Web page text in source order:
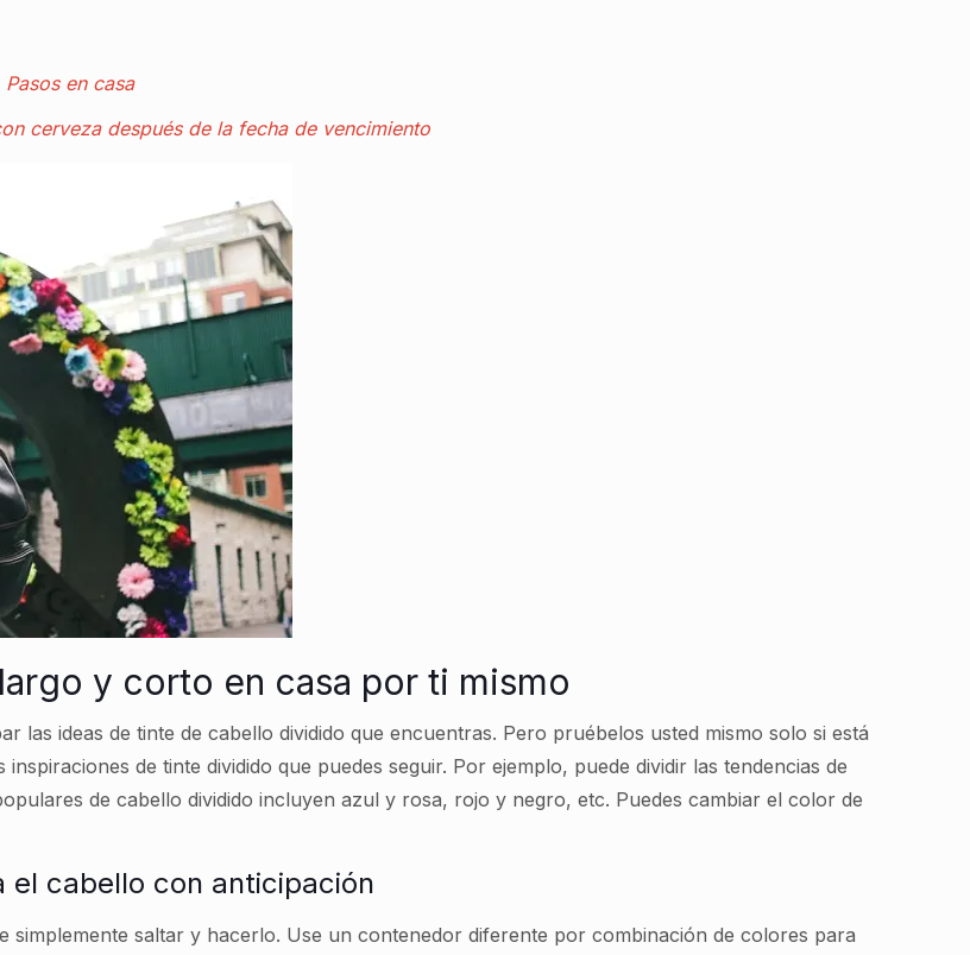
en casa
cerveza después de la fecha de vencimiento
y corto en casa por ti mismo
las ideas de tinte de cabello dividido que encuentras. Pero pruébelos usted mismo solo si está
de tinte dividido que puedes seguir. Por ejemplo, puede dividir las tendencias de
de cabello dividido incluyen azul y rosa, rojo y negro, etc. Puedes cambiar el color de
el cabello con anticipación
simplemente saltar y hacerlo. Use un contenedor diferente por combinación de colores para